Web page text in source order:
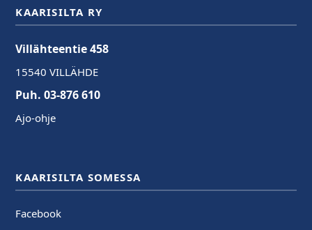
KAARISILTA RY
Villähteentie 458
15540 VILLÄHDE
Puh. 03-876 610
Ajo-ohje
KAARISILTA SOMESSA
Facebook